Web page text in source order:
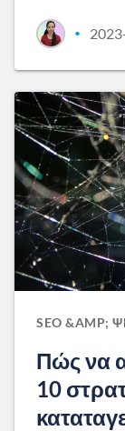
•
SEO &AMP;
Πώς να
10